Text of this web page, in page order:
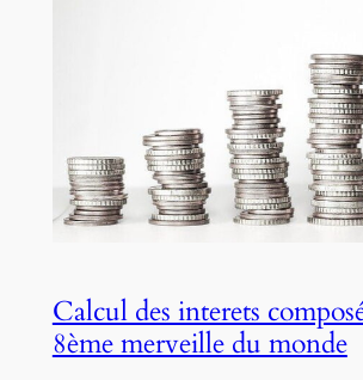
Calcul des interets
8ème merveille du monde